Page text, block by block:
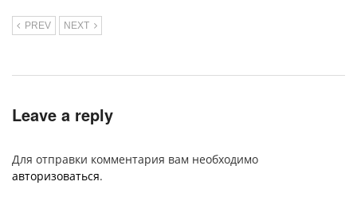
PREV NEXT
Leave a reply
Для отправки комментария вам необходимо
авторизоваться.